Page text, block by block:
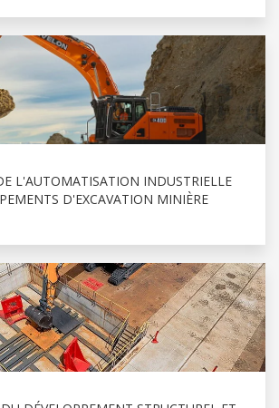
L'AUTOMATISATION INDUSTRIELLE
D'EXCAVATION MINIÈRE